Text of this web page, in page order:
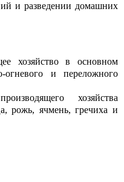
и разведении домашних
хозяйство в основном
огневого и переложного
хозяйства
рожь, ячмень, гречиха и